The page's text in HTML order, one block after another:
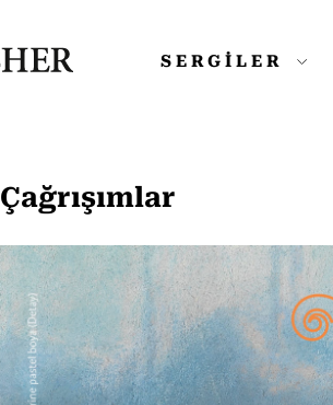
SERGİLER
Çağrışımlar